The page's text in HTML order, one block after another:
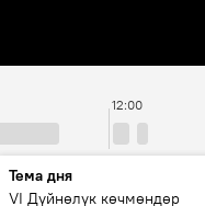
12:00
Тема дня
VI Дүйнөлүк көчмөндөр